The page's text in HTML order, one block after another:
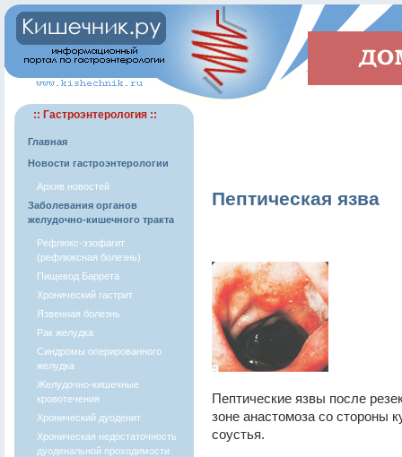
:: Гастроэнтерология ::
Главная
Новости гастроэнтерологии
Архив новостей
Заболевания органов
желудочно-кишечного тракта
Рефлюкс-эзофагит
(рефлюксная болезнь)
Пищевод Баррета
Хронический гастрит
Язвенная болезнь
Рак желудка
Синдромы оперированного
желудка
Желудочно-кишечные
кровотечения
Хронический дуоденит
Хроническая недостаточность
дуоденальной проходимости
Пептическая язва
Пептические язвы после
зоне анастомоза со стороны
соустья.